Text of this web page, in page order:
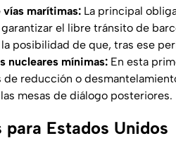
marítimas: La principal
garantizar el libre tránsito de
posibilidad de que, tras ese
nucleares mínimas: En esta
de reducción o
mesas de diálogo posteriores.
para Estados Unidos